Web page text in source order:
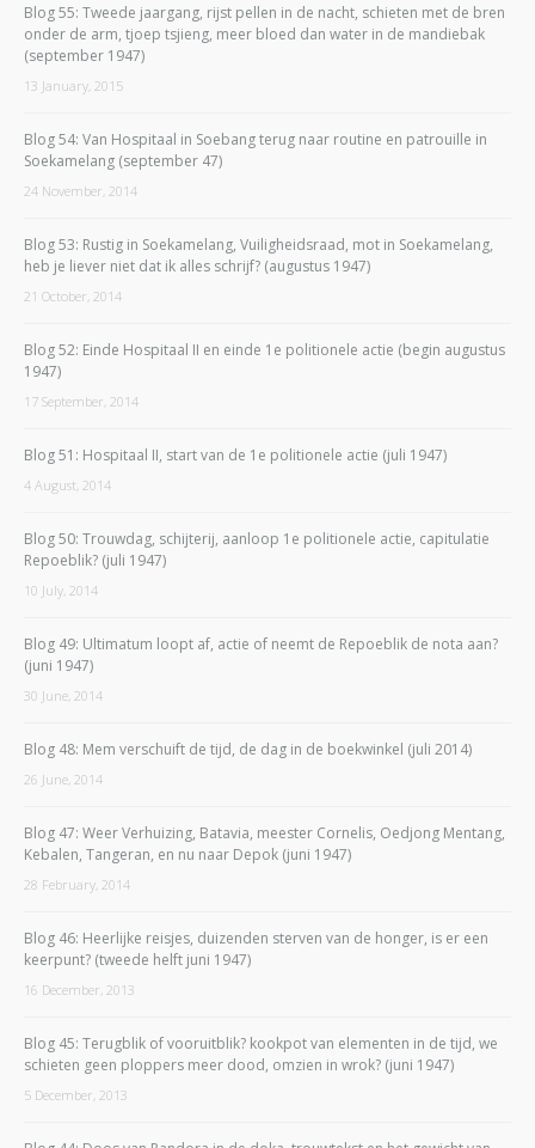
Blog 55: Tweede jaargang, rijst pellen in de nacht, schieten met de bren
onder de arm, tjoep tsjieng, meer bloed dan water in de mandiebak
(september 1947)
13 January, 2015
Blog 54: Van Hospitaal in Soebang terug naar routine en patrouille in
Soekamelang (september 47)
24 November, 2014
Blog 53: Rustig in Soekamelang, Vuiligheidsraad, mot in Soekamelang,
heb je liever niet dat ik alles schrijf? (augustus 1947)
21 October, 2014
Blog 52: Einde Hospitaal II en einde 1e politionele actie (begin augustus
1947)
17 September, 2014
Blog 51: Hospitaal II, start van de 1e politionele actie (juli 1947)
4 August, 2014
Blog 50: Trouwdag, schijterij, aanloop 1e politionele actie, capitulatie
Repoeblik? (juli 1947)
10 July, 2014
Blog 49: Ultimatum loopt af, actie of neemt de Repoeblik de nota aan?
(juni 1947)
30 June, 2014
Blog 48: Mem verschuift de tijd, de dag in de boekwinkel (juli 2014)
26 June, 2014
Blog 47: Weer Verhuizing, Batavia, meester Cornelis, Oedjong Mentang,
Kebalen, Tangeran, en nu naar Depok (juni 1947)
28 February, 2014
Blog 46: Heerlijke reisjes, duizenden sterven van de honger, is er een
keerpunt? (tweede helft juni 1947)
16 December, 2013
Blog 45: Terugblik of vooruitblik? kookpot van elementen in de tijd, we
schieten geen ploppers meer dood, omzien in wrok? (juni 1947)
5 December, 2013